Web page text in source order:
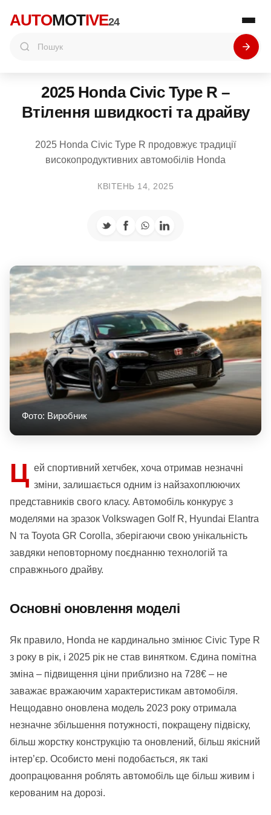
AUTOMOTIVE24
2025 Honda Civic Type R –
Втілення швидкості та драйву
2025 Honda Civic Type R продовжує традиції
високопродуктивних автомобілів Honda
КВІТЕНЬ 14, 2025
Фото: Виробник
Ц ей спортивний хетчбек, хоча отримав незначні
зміни, залишається одним із найзахоплюючих
представників свого класу. Автомобіль конкурує з
моделями на зразок Volkswagen Golf R, Hyundai Elantra
N та Toyota GR Corolla, зберігаючи свою унікальність
завдяки неповторному поєднанню технологій та
справжнього драйву.
Основні оновлення моделі
Як правило, Honda не кардинально змінює Civic Type R
з року в рік, і 2025 рік не став винятком. Єдина помітна
зміна – підвищення ціни приблизно на 728€ – не
заважає вражаючим характеристикам автомобіля.
Нещодавно оновлена модель 2023 року отримала
незначне збільшення потужності, покращену підвіску,
більш жорстку конструкцію та оновлений, більш якісний
інтер’єр. Особисто мені подобається, як такі
доопрацювання роблять автомобіль ще більш живим і
керованим на дорозі.